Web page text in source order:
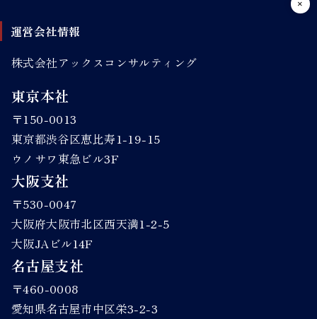
運営会社情報
株式会社アックスコンサルティング
東京本社
〒150-0013
東京都渋谷区恵比寿1-19-15
ウノサワ東急ビル3F
大阪支社
〒530-0047
大阪府大阪市北区西天満1-2-5
大阪JAビル14F
名古屋支社
〒460-0008
愛知県名古屋市中区栄3-2-3